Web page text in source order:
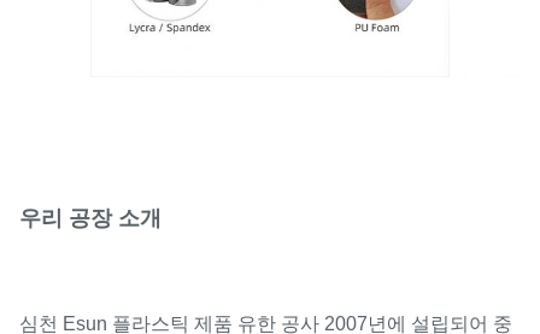
우리 공장 소개
심천 Esun 플라스틱 제품 유한 공사 2007년에 설립되어 중